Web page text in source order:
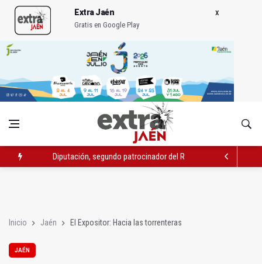
Extra Jaén
Gratis en Google Play
Diputación, segundo patrocinador del Real Jaén en categoría
Inicio Jaén El Expositor: Hacia las torrenteras
JAÉN